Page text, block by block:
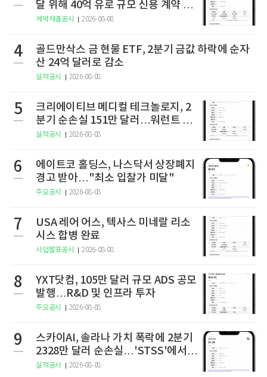
달 위해 40억 유로 규모 신용 계약 체
결
계약체결공시 2026-08-08
4
골드만삭스 금 현물 ETF, 2분기 금값 하락에 순자
산 24억 달러로 감소
실적공시 2026-08-08
5
크리에이티브 메디컬 테크놀로지, 2
분기 순손실 151만 달러…워런트 행
사로 446만 달러 조달
실적공시 2026-08-08
6
에이트코 홀딩스, 나스닥서 상장폐지
경고 받아…"최소 입찰가 미달"
주요공시 2026-08-08
7
USA 레어 어스, 텍사스 미네랄 리소
시스 합병 완료
사업발표공시 2026-08-08
8
YXT닷컴, 105만 달러 규모 ADS 공모
발행…R&D 및 인프라 투자
주요공시 2026-08-08
9
스카이AI, 솔라나 가치 폭락에 2분기
2328만 달러 순손실…'STSS'에서
사명·티커 변경 완료
실적공시 2026-08-08